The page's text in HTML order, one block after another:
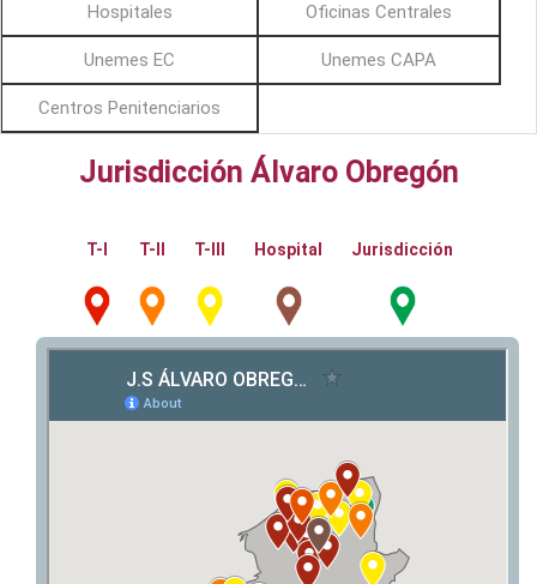
Hospitales Oficinas Centrales
Unemes EC Unemes CAPA
Centros Penitenciarios
Jurisdicción Álvaro Obregón
T-I T-II T-III Hospital Jurisdicción